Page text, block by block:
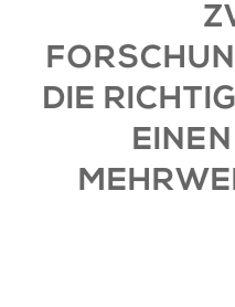
DIE